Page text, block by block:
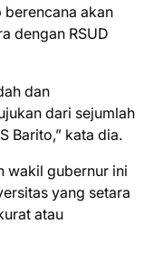
berencana akan
dengan RSUD
dan
dari sejumlah
Barito,” kata dia.
wakil gubernur ini
yang setara
atau